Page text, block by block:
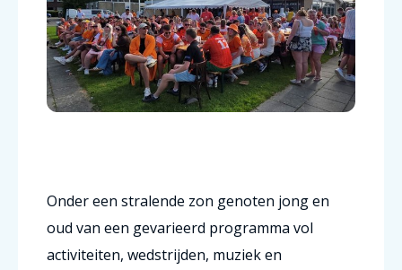
Onder een stralende zon genoten jong en
oud van een gevarieerd programma vol
activiteiten, wedstrijden, muziek en